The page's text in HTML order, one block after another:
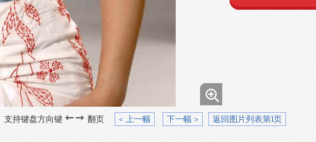
支持键盘方向键 翻页 < 上一幅 下一幅 > 返回图片列表第1页